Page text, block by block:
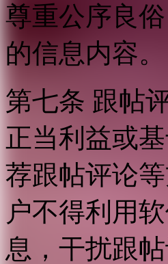
尊重公序良
的信息内容。
第七条 跟帖
正当利益或
荐跟帖评论
户不得利用
息，干扰跟